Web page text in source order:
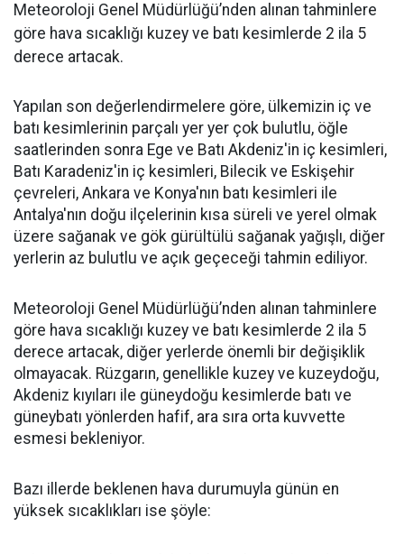
Meteoroloji Genel Müdürlüğü’nden alınan tahminlere
göre hava sıcaklığı kuzey ve batı kesimlerde 2 ila 5
derece artacak.
Yapılan son değerlendirmelere göre, ülkemizin iç ve
batı kesimlerinin parçalı yer yer çok bulutlu, öğle
saatlerinden sonra Ege ve Batı Akdeniz'in iç kesimleri,
Batı Karadeniz'in iç kesimleri, Bilecik ve Eskişehir
çevreleri, Ankara ve Konya'nın batı kesimleri ile
Antalya'nın doğu ilçelerinin kısa süreli ve yerel olmak
üzere sağanak ve gök gürültülü sağanak yağışlı, diğer
yerlerin az bulutlu ve açık geçeceği tahmin ediliyor.
Meteoroloji Genel Müdürlüğü’nden alınan tahminlere
göre hava sıcaklığı kuzey ve batı kesimlerde 2 ila 5
derece artacak, diğer yerlerde önemli bir değişiklik
olmayacak. Rüzgarın, genellikle kuzey ve kuzeydoğu,
Akdeniz kıyıları ile güneydoğu kesimlerde batı ve
güneybatı yönlerden hafif, ara sıra orta kuvvette
esmesi bekleniyor.
Bazı illerde beklenen hava durumuyla günün en
yüksek sıcaklıkları ise şöyle: